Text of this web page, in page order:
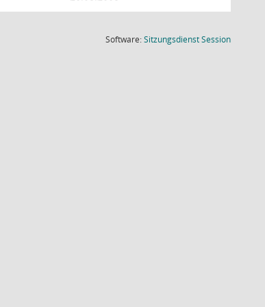
Software:SitzungsdienstSession(Wird in